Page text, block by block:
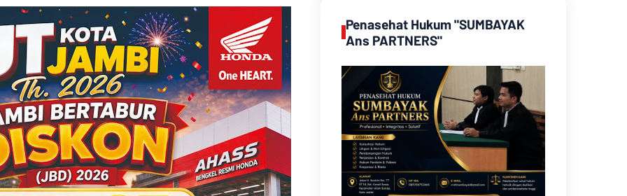
Penasehat Hukum "SUMBAYAK
Ans PARTNERS"